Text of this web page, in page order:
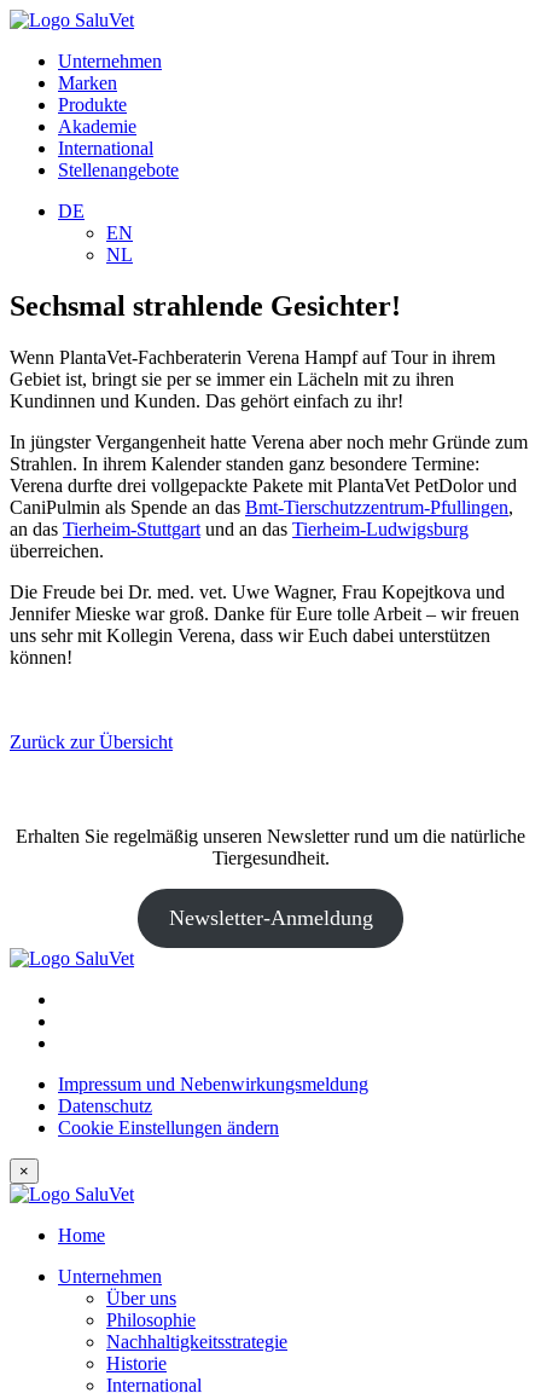
Unternehmen
Marken
Produkte
Akademie
International
Stellenangebote
DE
EN
NL
Sechsmal strahlende Gesichter!
Wenn PlantaVet-Fachberaterin Verena Hampf auf Tour in ihrem
Gebiet ist, bringt sie per se immer ein Lächeln mit zu ihren
Kundinnen und Kunden. Das gehört einfach zu ihr!
In jüngster Vergangenheit hatte Verena aber noch mehr Gründe zum
Strahlen. In ihrem Kalender standen ganz besondere Termine:
Verena durfte drei vollgepackte Pakete mit PlantaVet PetDolor und
CaniPulmin als Spende an das Bmt-Tierschutzzentrum-Pfullingen,
an das Tierheim-Stuttgart und an das Tierheim-Ludwigsburg
überreichen.
Die Freude bei Dr. med. vet. Uwe Wagner, Frau Kopejtkova und
Jennifer Mieske war groß. Danke für Eure tolle Arbeit – wir freuen
uns sehr mit Kollegin Verena, dass wir Euch dabei unterstützen
können!
Zurück zur Übersicht
Erhalten Sie regelmäßig unseren Newsletter rund um die natürliche
Tiergesundheit.
Newsletter-Anmeldung
Impressum und Nebenwirkungsmeldung
Datenschutz
Cookie Einstellungen ändern
×
Home
Unternehmen
Über uns
Philosophie
Nachhaltigkeitsstrategie
Historie
International